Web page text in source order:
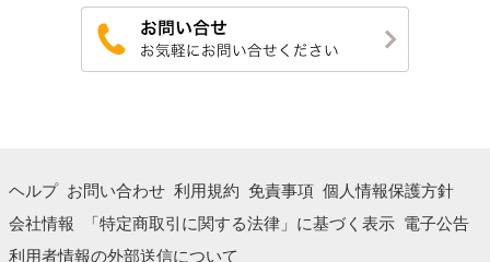
ヘルプ お問い合わせ 利用規約 免責事項 個人情報保護方針
会社情報
「特定商取引に関する法律」に基づく表示 電子公告
利用者情報の外部送信について